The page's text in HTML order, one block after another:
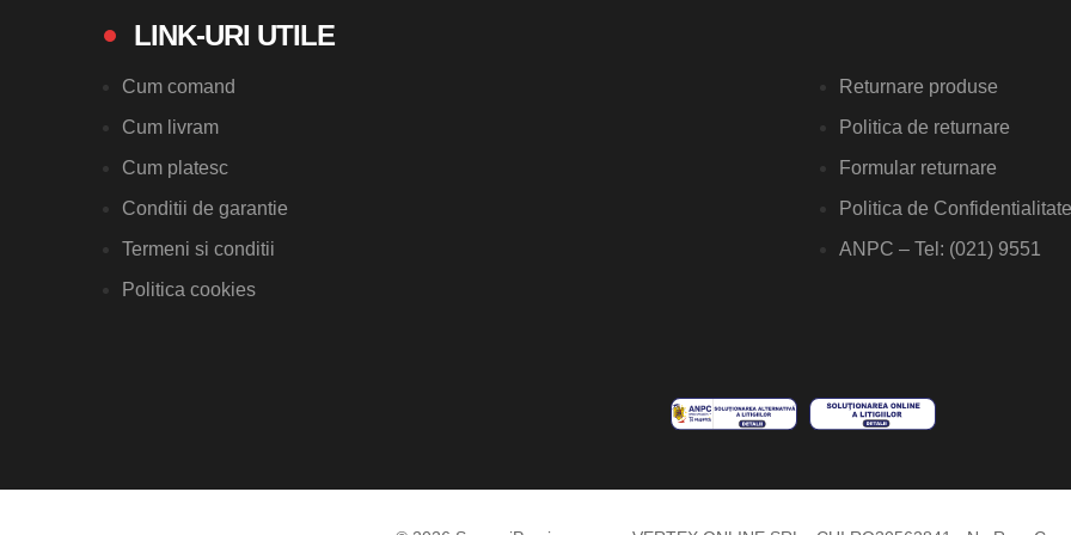
LINK-URI UTILE
Cum comand
Cum livram
Cum platesc
Conditii de garantie
Termeni si conditii
Politica cookies
Returnare produse
Politica de returnare
Formular returnare
Politica de Confidentialitate
ANPC – Tel: (021) 9551